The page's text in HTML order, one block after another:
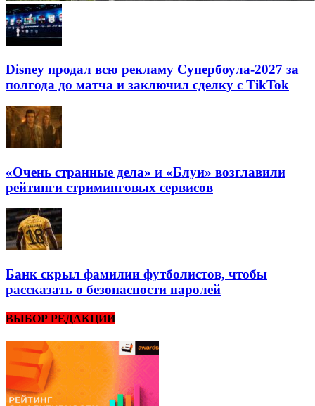
Disney продал всю рекламу Супербоула-2027 за
полгода до матча и заключил сделку с TikTok
«Очень странные дела» и «Блуи» возглавили
рейтинги стриминговых сервисов
Банк скрыл фамилии футболистов, чтобы
рассказать о безопасности паролей
ВЫБОР РЕДАКЦИИ